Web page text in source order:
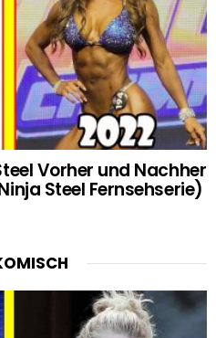
Vorher und Nachher
Steel Fernsehserie)